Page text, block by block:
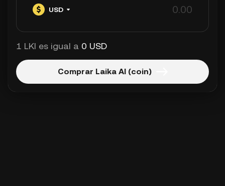
USD
1 LKI es igual a 0 USD
Comprar Laika AI (coin)